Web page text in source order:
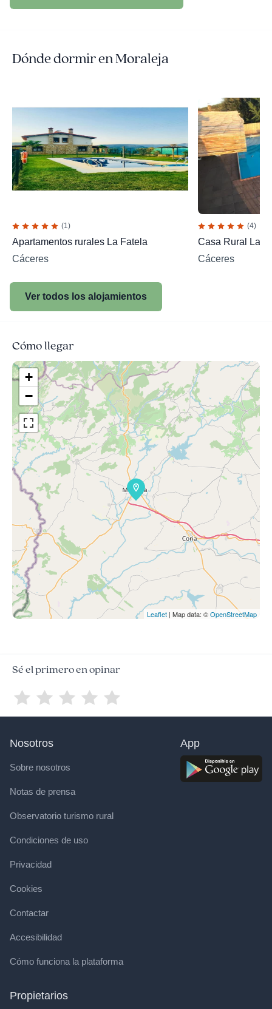
Dónde dormir en Moraleja
(1)
Apartamentos rurales La Fatela
Cáceres
(4)
Casa Rural La
Cáceres
Ver todos los alojamientos
Cómo llegar
+
−
Leaflet | Map data: ©OpenStreetMap
Sé el primero en opinar
Nosotros
Sobre nosotros
Notas de prensa
Observatorio turismo rural
Condiciones de uso
Privacidad
Cookies
Contactar
Accesibilidad
Cómo funciona la plataforma
Propietarios
App